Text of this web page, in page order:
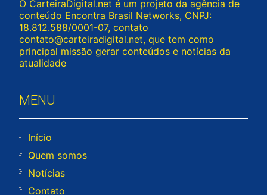
O CarteiraDigital.net é um projeto da agência de
conteúdo Encontra Brasil Networks, CNPJ:
18.812.588/0001-07, contato
contato@carteiradigital.net, que tem como
principal missão gerar conteúdos e notícias da
atualidade
MENU
Início
Quem somos
Notícias
Contato